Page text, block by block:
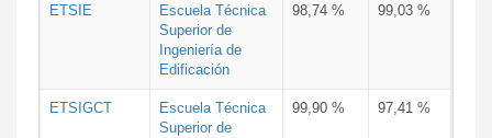
ETSIE
Escuela Técnica
Superior de
Ingeniería de
Edificación
98,74 % 99,03 %
ETSIGCT
Escuela Técnica
Superior de
99,90 % 97,41 %